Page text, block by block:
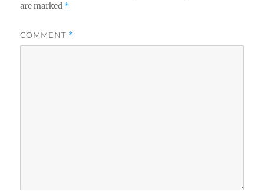
are marked *
COMMENT *